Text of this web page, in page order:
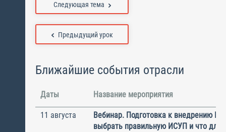
Предыдущий урок
Следующая тема
Ближайшие события отрасли
Даты Название мероприятия
11 августа
Вебинар. Подготовка к внедрению
выбрать правильную ИСУП и что для